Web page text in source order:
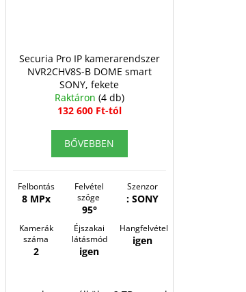
Securia Pro IP kamerarendszer
NVR2CHV8S-B DOME smart
SONY, fekete
Raktáron (4 db)
132 600 Ft-tól
BŐVEBBEN
Felbontás
8 MPx
Felvétel
szöge
95°
Szenzor
: SONY
Kamerák
száma
2
Éjszakai
látásmód
igen
Hangfelvétel
igen